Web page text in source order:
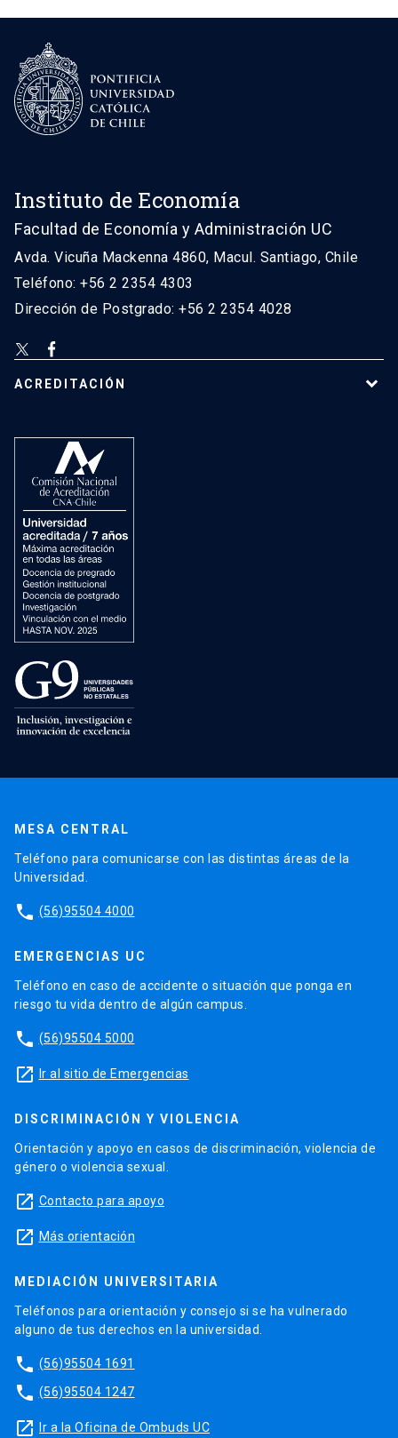
Instituto de Economía
Facultad de Economía y Administración UC
Avda. Vicuña Mackenna 4860, Macul. Santiago, Chile
Teléfono: +56 2 2354 4303
Dirección de Postgrado: +56 2 2354 4028
ACREDITACIÓN
MESA CENTRAL
Teléfono para comunicarse con las distintas áreas de la
Universidad.
phone (56)95504 4000
EMERGENCIAS UC
Teléfono en caso de accidente o situación que ponga en
riesgo tu vida dentro de algún campus.
phone (56)95504 5000
launch Ir al sitio de Emergencias
DISCRIMINACIÓN Y VIOLENCIA
Orientación y apoyo en casos de discriminación, violencia de
género o violencia sexual.
launch Contacto para apoyo
launch Más orientación
MEDIACIÓN UNIVERSITARIA
Teléfonos para orientación y consejo si se ha vulnerado
alguno de tus derechos en la universidad.
phone (56)95504 1691
phone (56)95504 1247
launch Ir a la Oficina de Ombuds UC